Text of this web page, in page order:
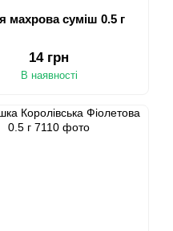
махрова суміш 0.5 г
14 грн
В наявності